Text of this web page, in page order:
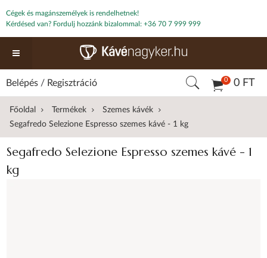
Cégek és magánszemélyek is rendelhetnek!
Kérdésed van? Fordulj hozzánk bizalommal: +36 70 7 999 999
0 0 FT
Belépés / Regisztráció
Főoldal Termékek
Szemes kávék
Segafredo Selezione Espresso szemes kávé - 1 kg
Segafredo Selezione Espresso szemes kávé - 1
kg